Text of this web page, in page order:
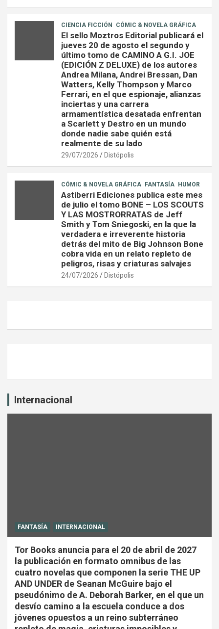
CIENCIA FICCIÓN CÓMIC & NOVELA GRÁFICA
El sello Moztros Editorial publicará el
jueves 20 de agosto el segundo y
último tomo de CAMINO A G.I. JOE
(EDICIÓN Z DELUXE) de los autores
Andrea Milana, Andrei Bressan, Dan
Watters, Kelly Thompson y Marco
Ferrari, en el que espionaje, alianzas
inciertas y una carrera
armamentística desatada enfrentan
a Scarlett y Destro en un mundo
donde nadie sabe quién está
realmente de su lado
29/07/2026 Distópolis
CÓMIC & NOVELA GRÁFICA FANTASÍA HUMOR
Astiberri Ediciones publica este mes
de julio el tomo BONE – LOS SCOUTS
Y LAS MOSTRORRATAS de Jeff
Smith y Tom Sniegoski, en la que la
verdadera e irreverente historia
detrás del mito de Big Johnson Bone
cobra vida en un relato repleto de
peligros, risas y criaturas salvajes
24/07/2026 Distópolis
Internacional
FANTASÍA INTERNACIONAL
Tor Books anuncia para el 20 de abril de 2027
la publicación en formato omnibus de las
cuatro novelas que componen la serie THE UP
AND UNDER de Seanan McGuire bajo el
pseudónimo de A. Deborah Barker, en el que un
desvío camino a la escuela conduce a dos
jóvenes opuestos a un reino subterráneo